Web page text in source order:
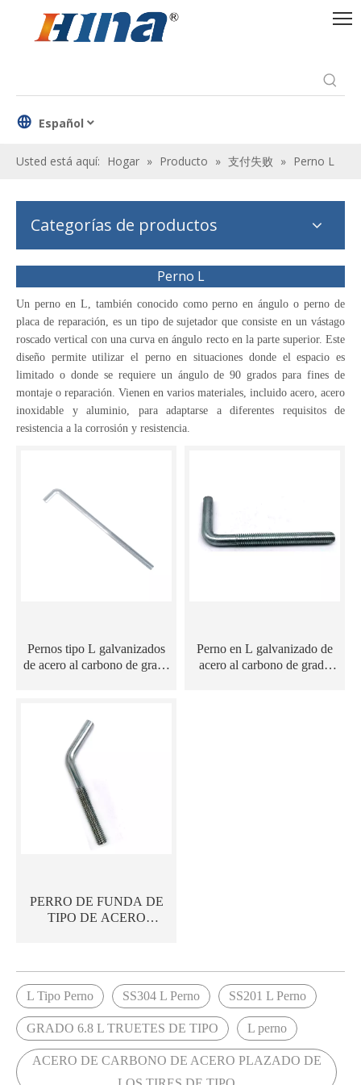
Español
Usted está aquí: Hogar » Producto » 支付失败 » Perno L
Categorías de productos
Perno L
Un perno en L, también conocido como perno en ángulo o perno de
placa de reparación, es un tipo de sujetador que consiste en un vástago
roscado vertical con una curva en ángulo recto en la parte superior. Este
diseño permite utilizar el perno en situaciones donde el espacio es
limitado o donde se requiere un ángulo de 90 grados para fines de
montaje o reparación. Vienen en varios materiales, incluido acero, acero
inoxidable y aluminio, para adaptarse a diferentes requisitos de
resistencia a la corrosión y resistencia.
Pernos tipo L galvanizados
de acero al carbono de grado
Perno en L galvanizado de
acero al carbono de grado
PERRO DE FUNDA DE
TIPO DE ACERO
L Tipo Perno SS304 L Perno SS201 L Perno
GRADO 6.8 L TRUETES DE TIPO L perno
ACERO DE CARBONO DE ACERO PLAZADO DE